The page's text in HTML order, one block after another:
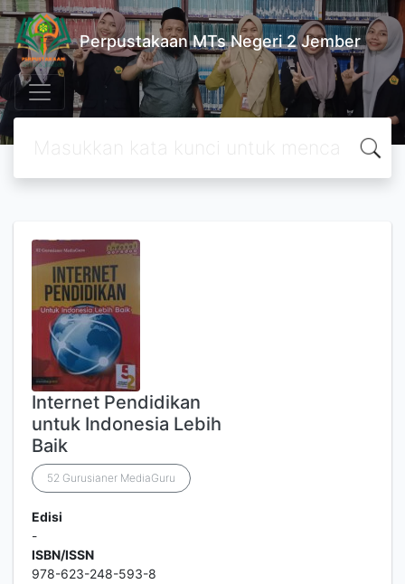
Perpustakaan MTs Negeri 2 Jember
Internet Pendidikan
untuk Indonesia Lebih
Baik
52 Gurusianer MediaGuru
Edisi
-
ISBN/ISSN
978-623-248-593-8